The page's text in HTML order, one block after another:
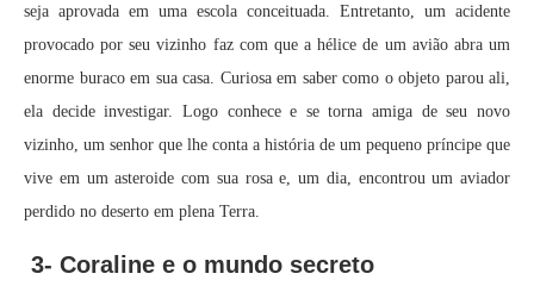
seja aprovada em uma escola conceituada. Entretanto, um acidente
provocado por seu vizinho faz com que a hélice de um avião abra um
enorme buraco em sua casa. Curiosa em saber como o objeto parou ali,
ela decide investigar. Logo conhece e se torna amiga de seu novo
vizinho, um senhor que lhe conta a história de um pequeno príncipe que
vive em um asteroide com sua rosa e, um dia, encontrou um aviador
perdido no deserto em plena Terra.
3- Coraline e o mundo secreto